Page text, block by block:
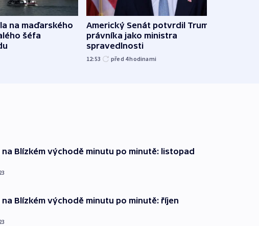
na maďarského
šéfa
Americký Senát potvrdil Trumpova
právníka jako ministra
spravedlnosti
12:53 před 4hodinami
na Blízkém východě minutu po minutě: listopad
na Blízkém východě minutu po minutě: říjen